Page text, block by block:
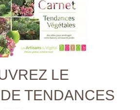
LE
TENDANCES